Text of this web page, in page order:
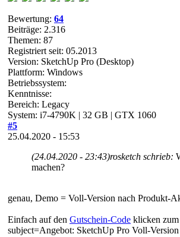
Bewertung: 64
Beiträge: 2.316
Themen: 87
Registriert seit: 05.2013
Version: SketchUp Pro (Desktop)
Plattform: Windows
Betriebssystem:
Kenntnisse:
Bereich: Legacy
System: i7-4790K | 32 GB | GTX 1060
#5
25.04.2020 - 15:53
(24.04.2020 - 23:43)rosketch schrieb:
machen?
genau, Demo = Voll-Version nach Produkt-
Einfach auf den Gutschein-Code klicken zum
subject=Angebot: SketchUp Pro Voll-